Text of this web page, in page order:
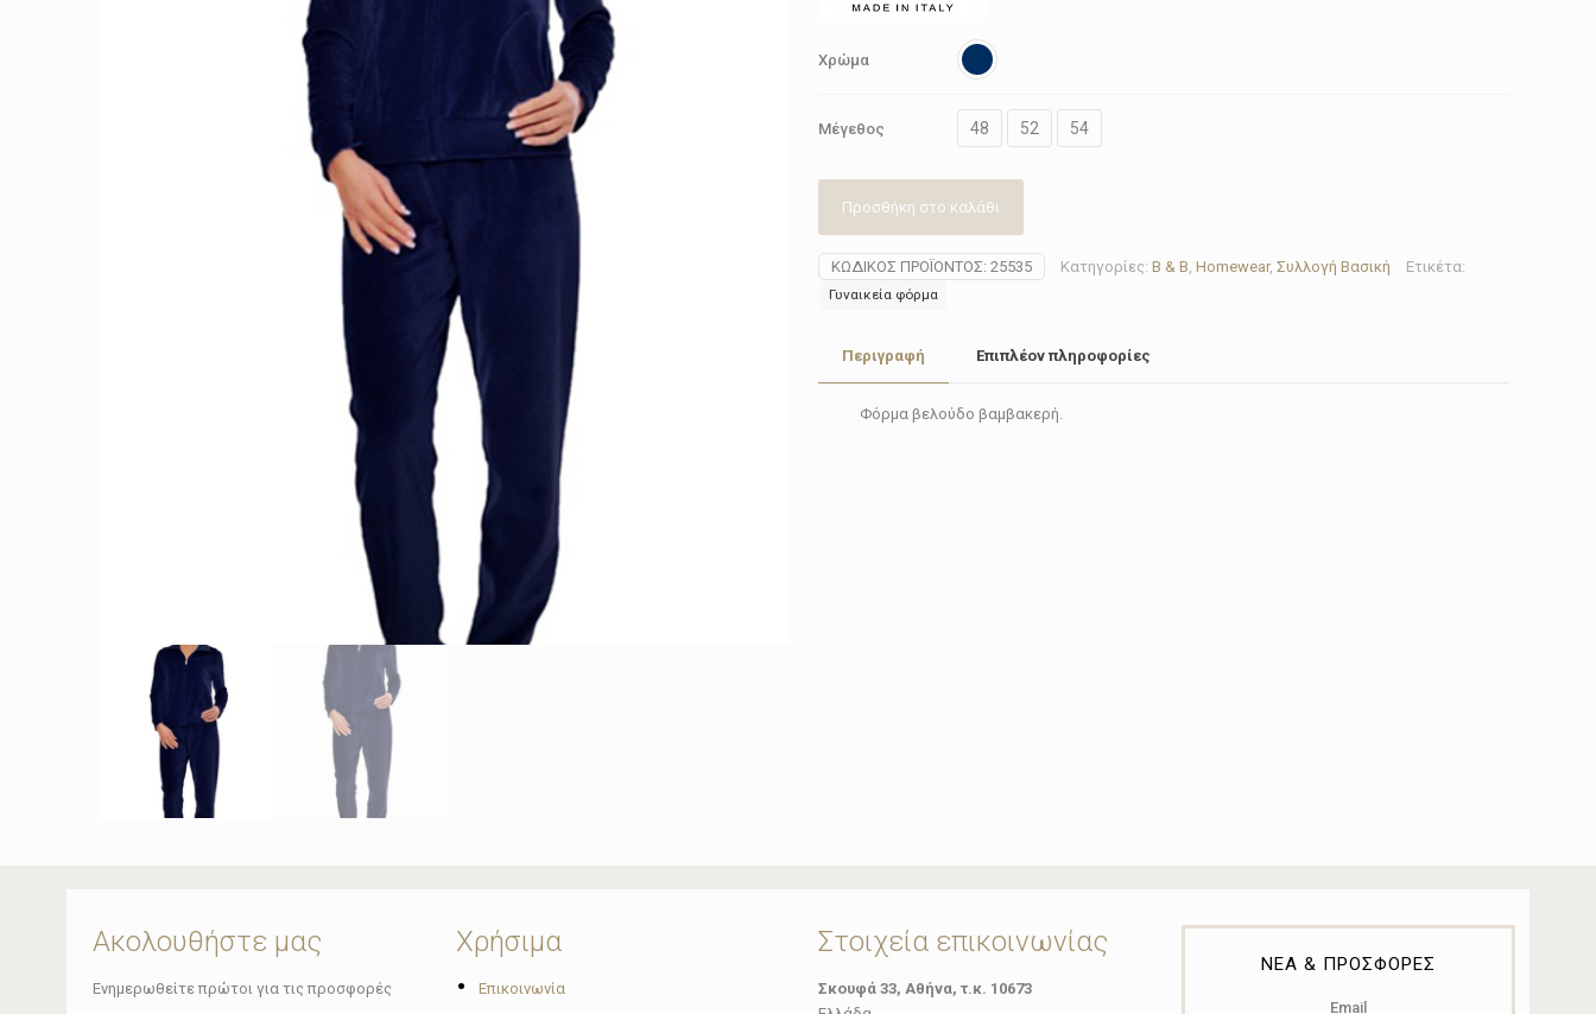
Χρώμα
Μέγεθος 48 52 54
Προσθήκη στο καλάθι
ΚΩΔΙΚΌΣ ΠΡΟΪΌΝΤΟΣ: 25535 Κατηγορίες: B & B, Homewear, Συλλογή Βασική Ετικέτα:
Γυναικεία φόρμα
Περιγραφή Επιπλέον πληροφορίες
Φόρμα βελούδο βαμβακερή.
Ακολουθήστε μας
Ενημερωθείτε πρώτοι για τις προσφορές
Χρήσιμα
• Επικοινωνία
Στοιχεία επικοινωνίας
Σκουφά 33, Αθήνα, τ.κ. 10673
ΝΕΑ & ΠΡΟΣΦΟΡΕΣ
Email